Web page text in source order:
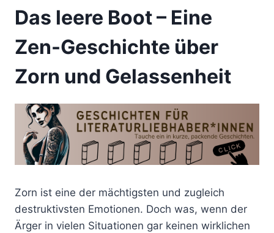
Das leere Boot – Eine
Zen-Geschichte über
Zorn und Gelassenheit
Zorn ist eine der mächtigsten und zugleich
destruktivsten Emotionen. Doch was, wenn der
Ärger in vielen Situationen gar keinen wirklichen